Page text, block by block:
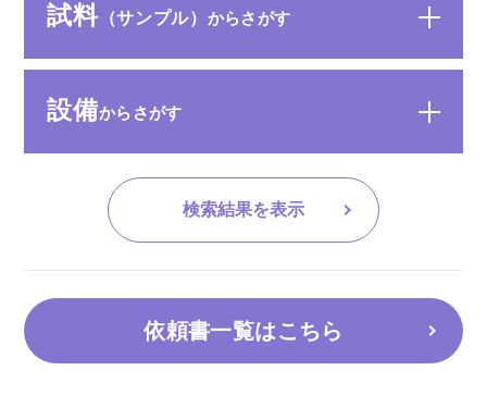
試料（サンプル） からさがす
設備からさがす
検索結果を表示
依頼書一覧はこちら